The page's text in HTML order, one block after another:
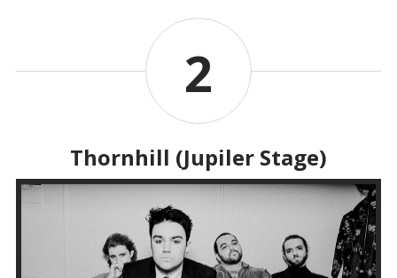
2
Thornhill (Jupiler Stage)